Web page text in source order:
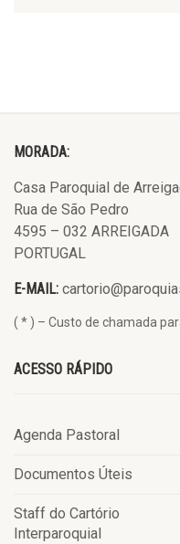
MORADA:
Casa Paroquial de
Rua de São Pedro
4595 – 032 ARREIGADA
PORTUGAL
E-MAIL:
( * ) – Custo de chamada
ACESSO RÁPIDO
Agenda Pastoral
Documentos Úteis
Staff do Cartório
Interparoquial